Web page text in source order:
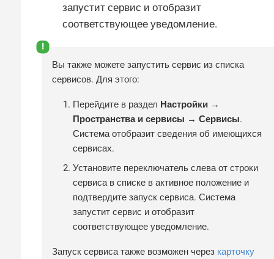
запустит сервис и отобразит
соответствующее уведомление.
Вы также можете запустить сервис из списка
сервисов. Для этого:
Перейдите в раздел Настройки →
Пространства и сервисы → Сервисы.
Система отобразит сведения об имеющихся
сервисах.
Установите переключатель слева от строки
сервиса в списке в активное положение и
подтвердите запуск сервиса. Система
запустит сервис и отобразит
соответствующее уведомление.
Запуск сервиса также возможен через карточку